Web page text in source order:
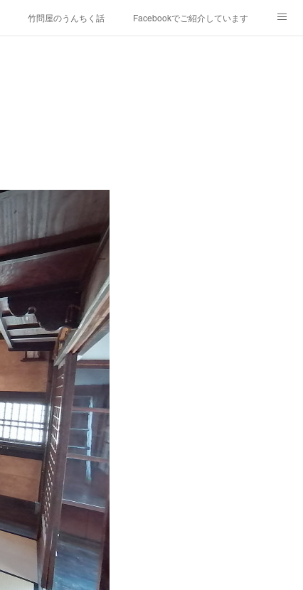
竹問屋のうんちく話 Facebookでご紹介しています